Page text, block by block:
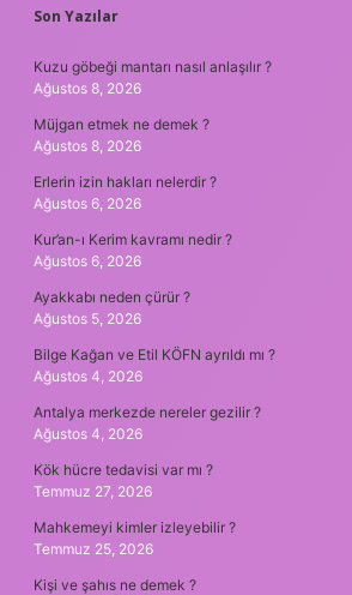
SIDEBAR
Son Yazılar
Kuzu göbeği mantarı nasıl anlaşılır ?
Ağustos 8, 2026
Müjgan etmek ne demek ?
Ağustos 8, 2026
Erlerin izin hakları nelerdir ?
Ağustos 6, 2026
Kur’an-ı Kerim kavramı nedir ?
Ağustos 6, 2026
Ayakkabı neden çürür ?
Ağustos 5, 2026
Bilge Kağan ve Etil KÖFN ayrıldı mı ?
Ağustos 4, 2026
Antalya merkezde nereler gezilir ?
Ağustos 4, 2026
Kök hücre tedavisi var mı ?
Temmuz 27, 2026
Mahkemeyi kimler izleyebilir ?
Temmuz 25, 2026
Kişi ve şahıs ne demek ?